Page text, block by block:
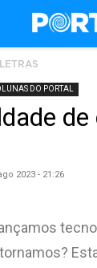
DO PORTAL
de
2023 - 21:26